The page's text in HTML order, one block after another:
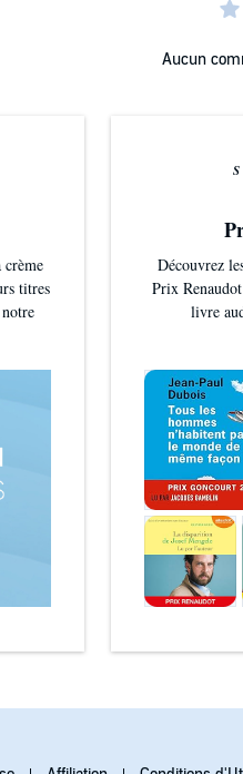
Aucun
crème
titres
Découvrez
Prix
livre